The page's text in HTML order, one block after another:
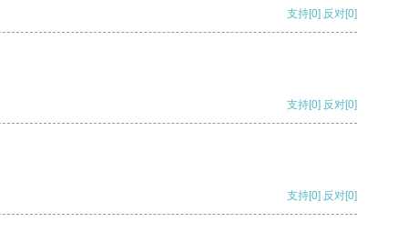
支持[0] 反对[0]
支持[0] 反对[0]
支持[0] 反对[0]